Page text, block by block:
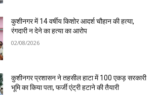
कुशीनगर में 14 वर्षीय किशोर आदर्श चौहान की हत्या,
रंगदारी न देने का हत्या का आरोप
02/08/2026
कुशीनगर प्रशासन ने तहसील हाटा में 100 एकड़ सरकारी
भूमि का किया पता, फर्जी एंट्री हटाने की तैयारी